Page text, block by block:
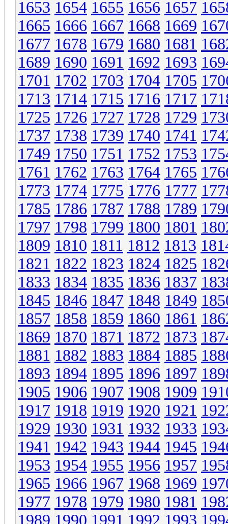
1653 1654 1655 1656 1657
1665 1666 1667 1668 1669
1677 1678 1679 1680 1681
1689 1690 1691 1692 1693
1701 1702 1703 1704 1705
1713 1714 1715 1716 1717
1725 1726 1727 1728 1729
1737 1738 1739 1740 1741
1749 1750 1751 1752 1753
1761 1762 1763 1764 1765
1773 1774 1775 1776 1777
1785 1786 1787 1788 1789
1797 1798 1799 1800 1801
1809 1810 1811 1812 1813
1821 1822 1823 1824 1825
1833 1834 1835 1836 1837
1845 1846 1847 1848 1849
1857 1858 1859 1860 1861
1869 1870 1871 1872 1873
1881 1882 1883 1884 1885
1893 1894 1895 1896 1897
1905 1906 1907 1908 1909
1917 1918 1919 1920 1921
1929 1930 1931 1932 1933
1941 1942 1943 1944 1945
1953 1954 1955 1956 1957
1965 1966 1967 1968 1969
1977 1978 1979 1980 1981
1989 1990 1991 1992 1993